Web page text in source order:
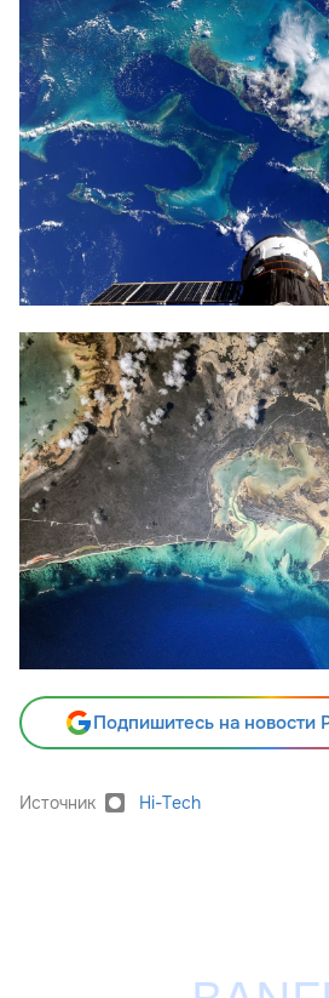
Подпишитесь на новости
Источник Hi-Tech